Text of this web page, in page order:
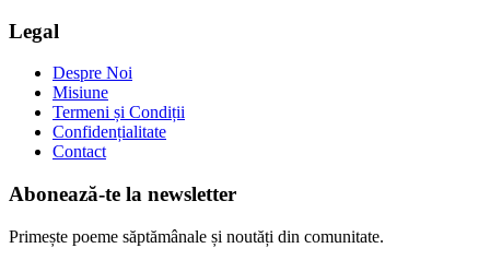
Legal
Despre Noi
Misiune
Termeni și Condiții
Confidențialitate
Contact
Abonează-te la newsletter
Primește poeme săptămânale și noutăți din comunitate.